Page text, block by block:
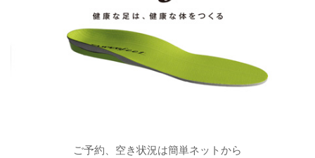
ご予約、空き状況は簡単ネットから